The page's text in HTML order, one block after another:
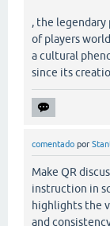
, the
of players
a cultural
since its
comentado por
Make QR
instruction in
highlights the
and